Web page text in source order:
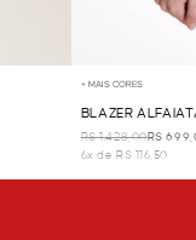
+ MAIS CORES
BLAZER
R$ 1.428,00R$
6x de R$ 116,50